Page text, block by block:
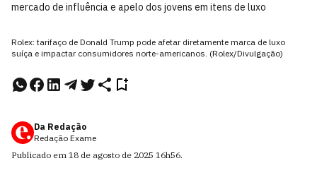
mercado de influência e apelo dos jovens em itens de luxo
Rolex: tarifaço de Donald Trump pode afetar diretamente marca de luxo
suíça e impactar consumidores norte-americanos. (Rolex/Divulgação)
Da Redação
Redação Exame
Publicado em 18 de agosto de 2025 16h56.